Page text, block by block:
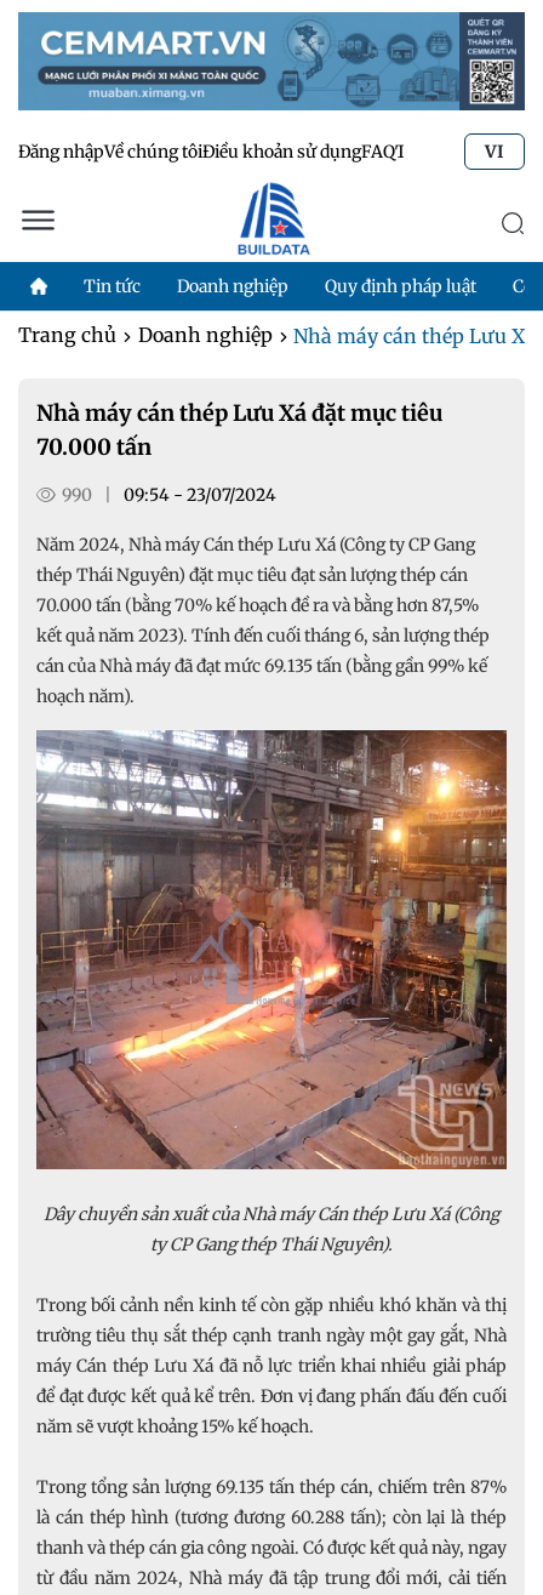
Đăng nhậpVề chúng tôiĐiều khoản sử dụngFAQTư vấn kỹ thuật
VI
Tin tức Doanh nghiệp Quy định pháp luật
Trang chủ Doanh nghiệp Nhà máy cán thép Lưu
Nhà máy cán thép Lưu Xá đặt mục tiêu
70.000 tấn
990 09:54 - 23/07/2024
Năm 2024, Nhà máy Cán thép Lưu Xá (Công ty CP Gang
thép Thái Nguyên) đặt mục tiêu đạt sản lượng thép cán
70.000 tấn (bằng 70% kế hoạch đề ra và bằng hơn 87,5%
kết quả năm 2023). Tính đến cuối tháng 6, sản lượng thép
cán của Nhà máy đã đạt mức 69.135 tấn (bằng gần 99% kế
hoạch năm).
Dây chuyền sản xuất của Nhà máy Cán thép Lưu Xá (Công
ty CP Gang thép Thái Nguyên).
Trong bối cảnh nền kinh tế còn gặp nhiều khó khăn và thị
trường tiêu thụ sắt thép cạnh tranh ngày một gay gắt, Nhà
máy Cán thép Lưu Xá đã nỗ lực triển khai nhiều giải pháp
để đạt được kết quả kể trên. Đơn vị đang phấn đấu đến cuối
năm sẽ vượt khoảng 15% kế hoạch.
Trong tổng sản lượng 69.135 tấn thép cán, chiếm trên 87%
là cán thép hình (tương đương 60.288 tấn); còn lại là thép
thanh và thép cán gia công ngoài. Có được kết quả này, ngay
từ đầu năm 2024, Nhà máy đã tập trung đổi mới, cải tiến